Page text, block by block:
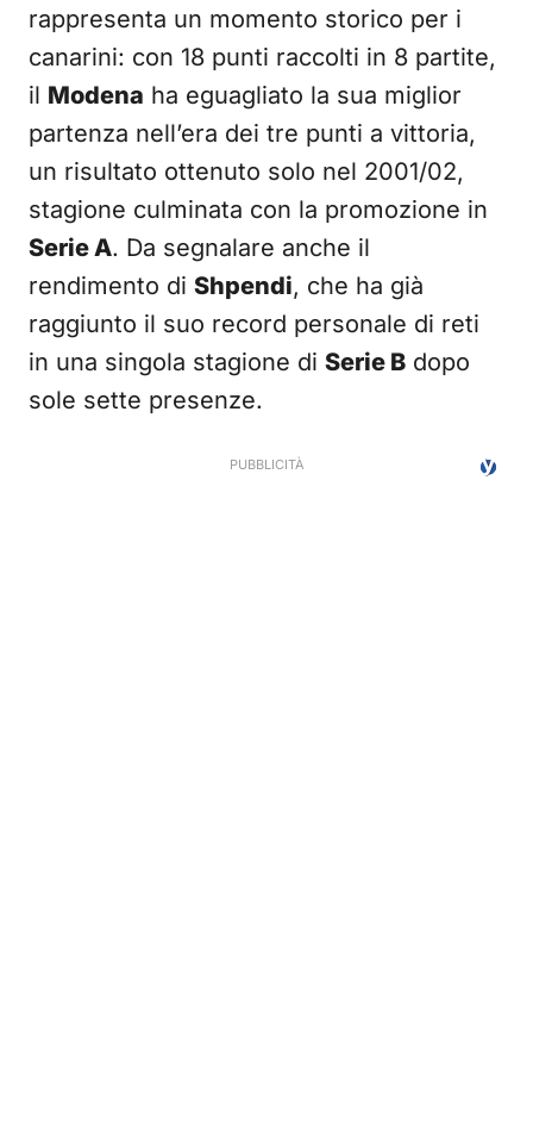
rappresenta un momento storico per i
canarini: con 18 punti raccolti in 8 partite,
il Modena ha eguagliato la sua miglior
partenza nell’era dei tre punti a vittoria,
un risultato ottenuto solo nel 2001/02,
stagione culminata con la promozione in
Serie A. Da segnalare anche il
rendimento di Shpendi, che ha già
raggiunto il suo record personale di reti
in una singola stagione di Serie B dopo
sole sette presenze.